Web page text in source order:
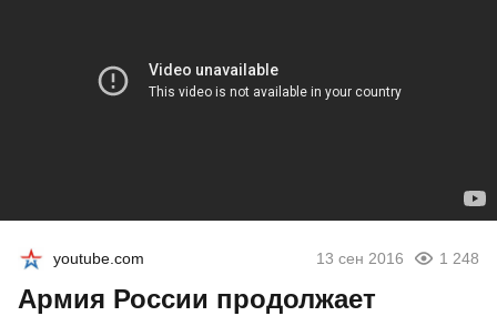
youtube.com 13 сен 2016 1 248
Армия России продолжает